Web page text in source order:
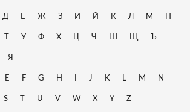
Д Е Ж З И Й К Л М Н
У Ф Х Ц Ч Ш Щ Ъ
Я
E F G H J K L M N
S U V W X Y Z